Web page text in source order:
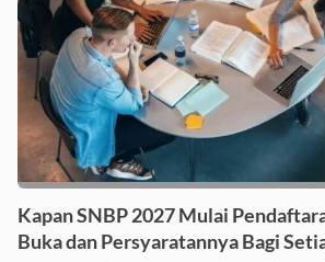
Kapan SNBP 2027 Mulai
Buka dan Persyaratannya Bagi